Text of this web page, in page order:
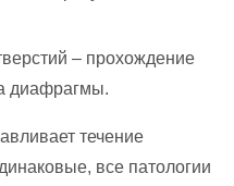
– прохождение
диафрагмы.
течение
все патологии